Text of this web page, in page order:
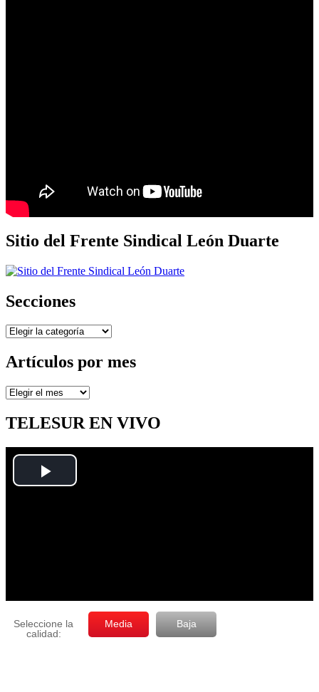
Sitio del Frente Sindical León Duarte
Secciones
Secciones
Artículos por mes
Artículos
mes
TELESUR EN VIVO